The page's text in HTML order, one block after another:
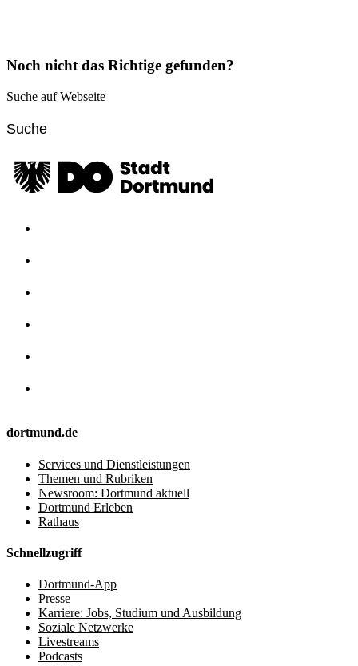
Noch nicht das Richtige gefunden?
Suche auf Webseite
dortmund.de
Services und Dienstleistungen
Themen und Rubriken
Newsroom: Dortmund aktuell
Dortmund Erleben
Rathaus
Schnellzugriff
Dortmund-App
Presse
Karriere: Jobs, Studium und Ausbildung
Soziale Netzwerke
Livestreams
Podcasts